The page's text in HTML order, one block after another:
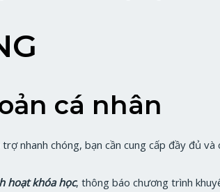
cá nhân
nhanh chóng, bạn cần cung cấp đầy đủ và
hoạt khóa học, thông báo chương trình